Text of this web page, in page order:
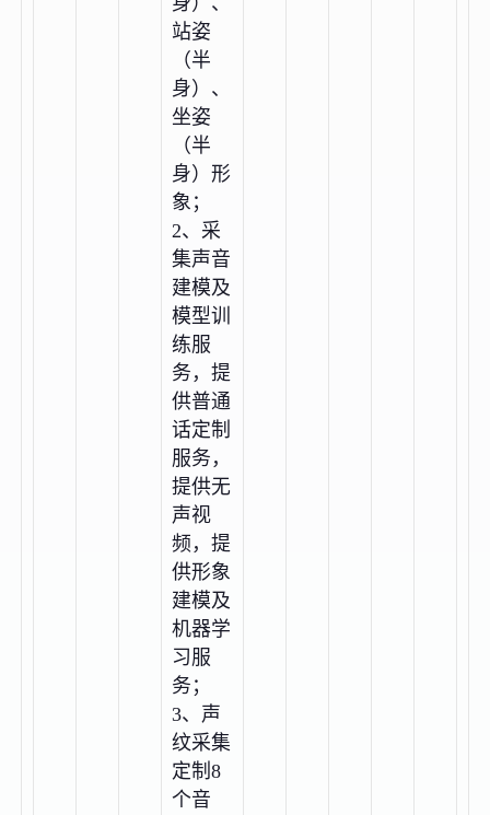
站姿
（半
身）、
坐姿
（半
身）形
象；
2、采
集声音
建模及
模型训
练服
务，提
供普通
话定制
服务，
提供无
声视
频，提
供形象
建模及
机器学
习服
务；
3、声
纹采集
定制8
个音